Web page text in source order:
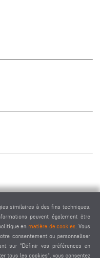
similaires à des fins techniques.
peuvent également être
en matière de cookies . Vous
consentement ou personnaliser
sur "Définir vos préférences en
tous les cookies", vous consentez